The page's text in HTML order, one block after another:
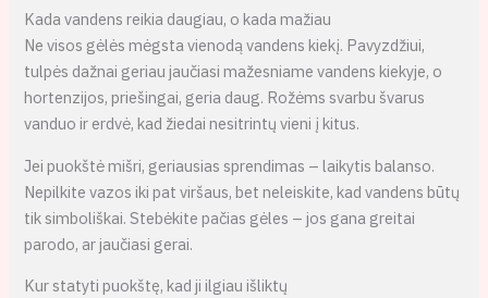
Kada vandens reikia daugiau, o kada mažiau
Ne visos gėlės mėgsta vienodą vandens kiekį. Pavyzdžiui,
tulpės dažnai geriau jaučiasi mažesniame vandens kiekyje, o
hortenzijos, priešingai, geria daug. Rožėms svarbu švarus
vanduo ir erdvė, kad žiedai nesitrintų vieni į kitus.
Jei puokštė mišri, geriausias sprendimas – laikytis balanso.
Nepilkite vazos iki pat viršaus, bet neleiskite, kad vandens būtų
tik simboliškai. Stebėkite pačias gėles – jos gana greitai
parodo, ar jaučiasi gerai.
Kur statyti puokštę, kad ji ilgiau išliktų